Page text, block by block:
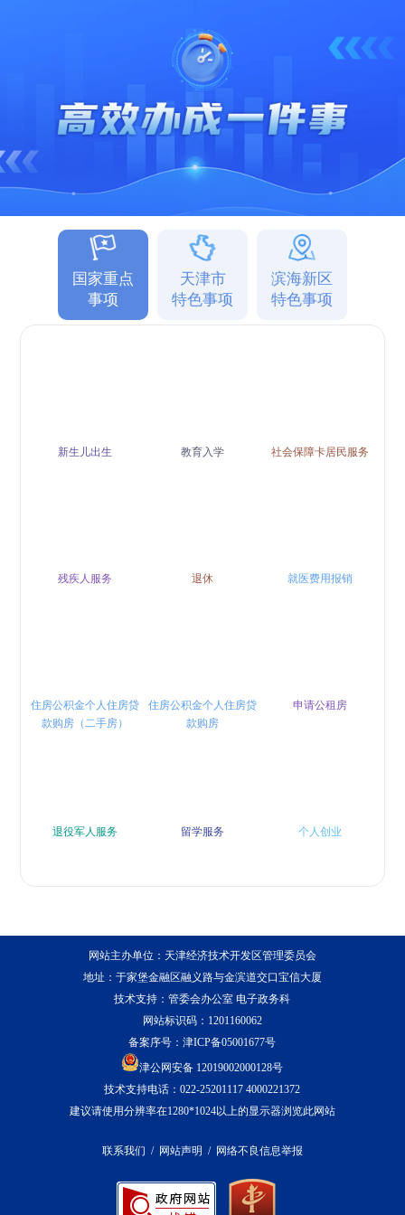
国家重点
事项
天津市
特色事项
滨海新区
特色事项
新生儿出生 教育入学 社会保障卡居民服务
残疾人服务 退休 就医费用报销
住房公积金个人住房贷
款购房（二手房）
住房公积金个人住房贷
款购房
申请公租房
退役军人服务 留学服务 个人创业
外国人来华工作
家电以旧换新和手
机等
购新补贴申请
汽车以旧换新补贴申请
（2025 年度）
结婚落户 个人身后 企业信息变更
开办餐饮店
网站主办单位：天津经济技术开发区管理委员会
地址：于家堡金融区融义路与金滨道交口宝信大厦
技术支持：管委会办公室 电子政务科
网站标识码：1201160062
备案序号：津ICP备05001677号
津公网安备 12019002000128号
技术支持电话：022-25201117 4000221372
建议请使用分辨率在1280*1024以上的显示器浏览此网站
联系我们 / 网站声明 / 网络不良信息举报